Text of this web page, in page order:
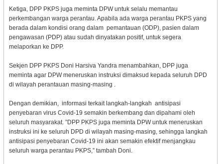
Ketiga, DPP PKPS juga meminta DPW untuk selalu memantau
perkembangan warga perantau. Apabila ada warga perantau PKPS yang
berada dalam kondisi orang dalam pemantauan (ODP), pasien dalam
pengawasan (PDP) atau sudah dinyatakan positif, untuk segera
melaporkan ke DPP.
Sekjen DPP PKPS Doni Harsiva Yandra menambahkan, DPP juga
meminta agar DPW meneruskan instruksi dimaksud kepada seluruh DPD
di wilayah perantauan masing-masing .
Dengan demikian, informasi terkait langkah-langkah antisipasi
penyebaran virus Covid-19 semakin berkembang dan dipahami oleh
seluruh masyarakat. ”DPP PKPS juga meminta DPW untuk meneruskan
instruksi ini ke seluruh DPD di wilayah masing-masing, sehingga langkah
antisipasi penyebaran Covid-19 ini akan semakin efektif menjangkau
seluruh warga perantau PKPS,” tambah Doni.